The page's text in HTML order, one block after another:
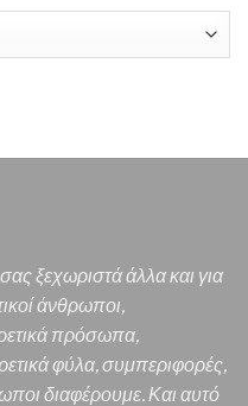
ξεχωριστά άλλα και για
άνθρωποι,
πρόσωπα,
φύλα, συμπεριφορές,
διαφέρουμε. Και αυτό